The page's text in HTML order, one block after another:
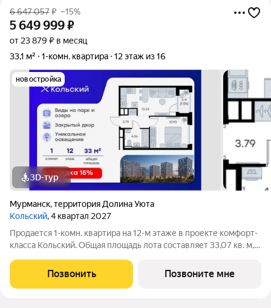
6 647 057₽ –15%
5 649 999₽
от 23 879 ₽ в месяц
33,1 м²
1-комн. квартира 12 этаж из 16
новостройка
3D-тур
Мурманск,территория Долина Уюта
Кольский, 4 квартал 2027
Продается 1-комн. квартира на 12-м этаже в проекте комфорт-
класса Кольский. Общая площадь лота составляет 33,07 кв. м,
кухонную зону. Номер квартиры - 366. Преимущества
квартиры: компактная
Позвонить Позвоните мне